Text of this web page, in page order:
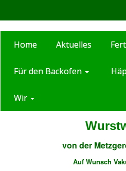
Home Aktuelles
Für den Backofen
Wir
von der
Auf Wunsch